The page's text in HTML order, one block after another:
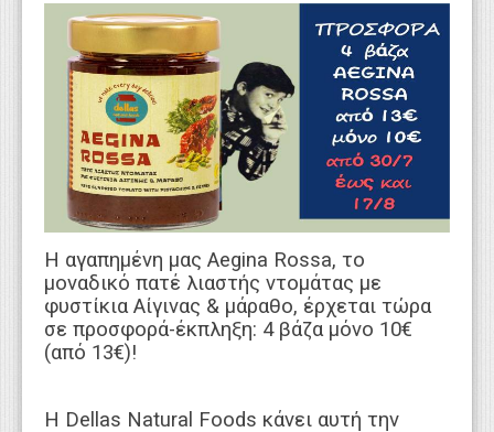
Η αγαπημένη μας Aegina Rossa, το
μοναδικό πατέ λιαστής ντομάτας με
φυστίκια Αίγινας & μάραθο, έρχεται τώρα
σε προσφορά-έκπληξη: 4 βάζα μόνο 10€
(από 13€)!
Η Dellas Natural Foods κάνει αυτή την
Βιβλιοθήκη Απόψεων
Κυτίο Παραπόνων Πολιτών
WEBTV